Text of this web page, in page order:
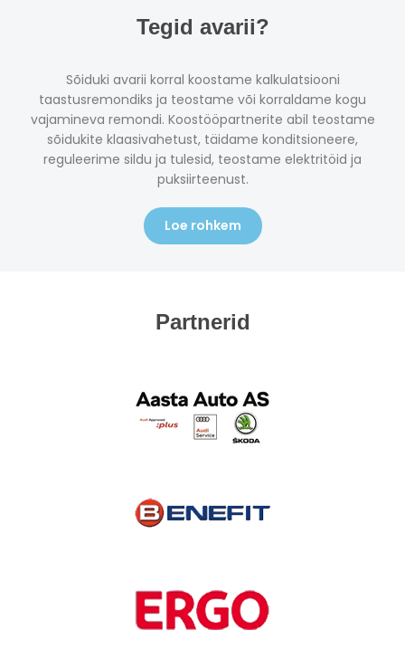
Tegid avarii?
Sõiduki avarii korral koostame kalkulatsiooni
taastusremondiks ja teostame või korraldame kogu
vajamineva remondi. Koostööpartnerite abil teostame
sõidukite klaasivahetust, täidame konditsioneere,
reguleerime sildu ja tulesid, teostame elektritöid ja
puksiirteenust.
Loe rohkem
Partnerid